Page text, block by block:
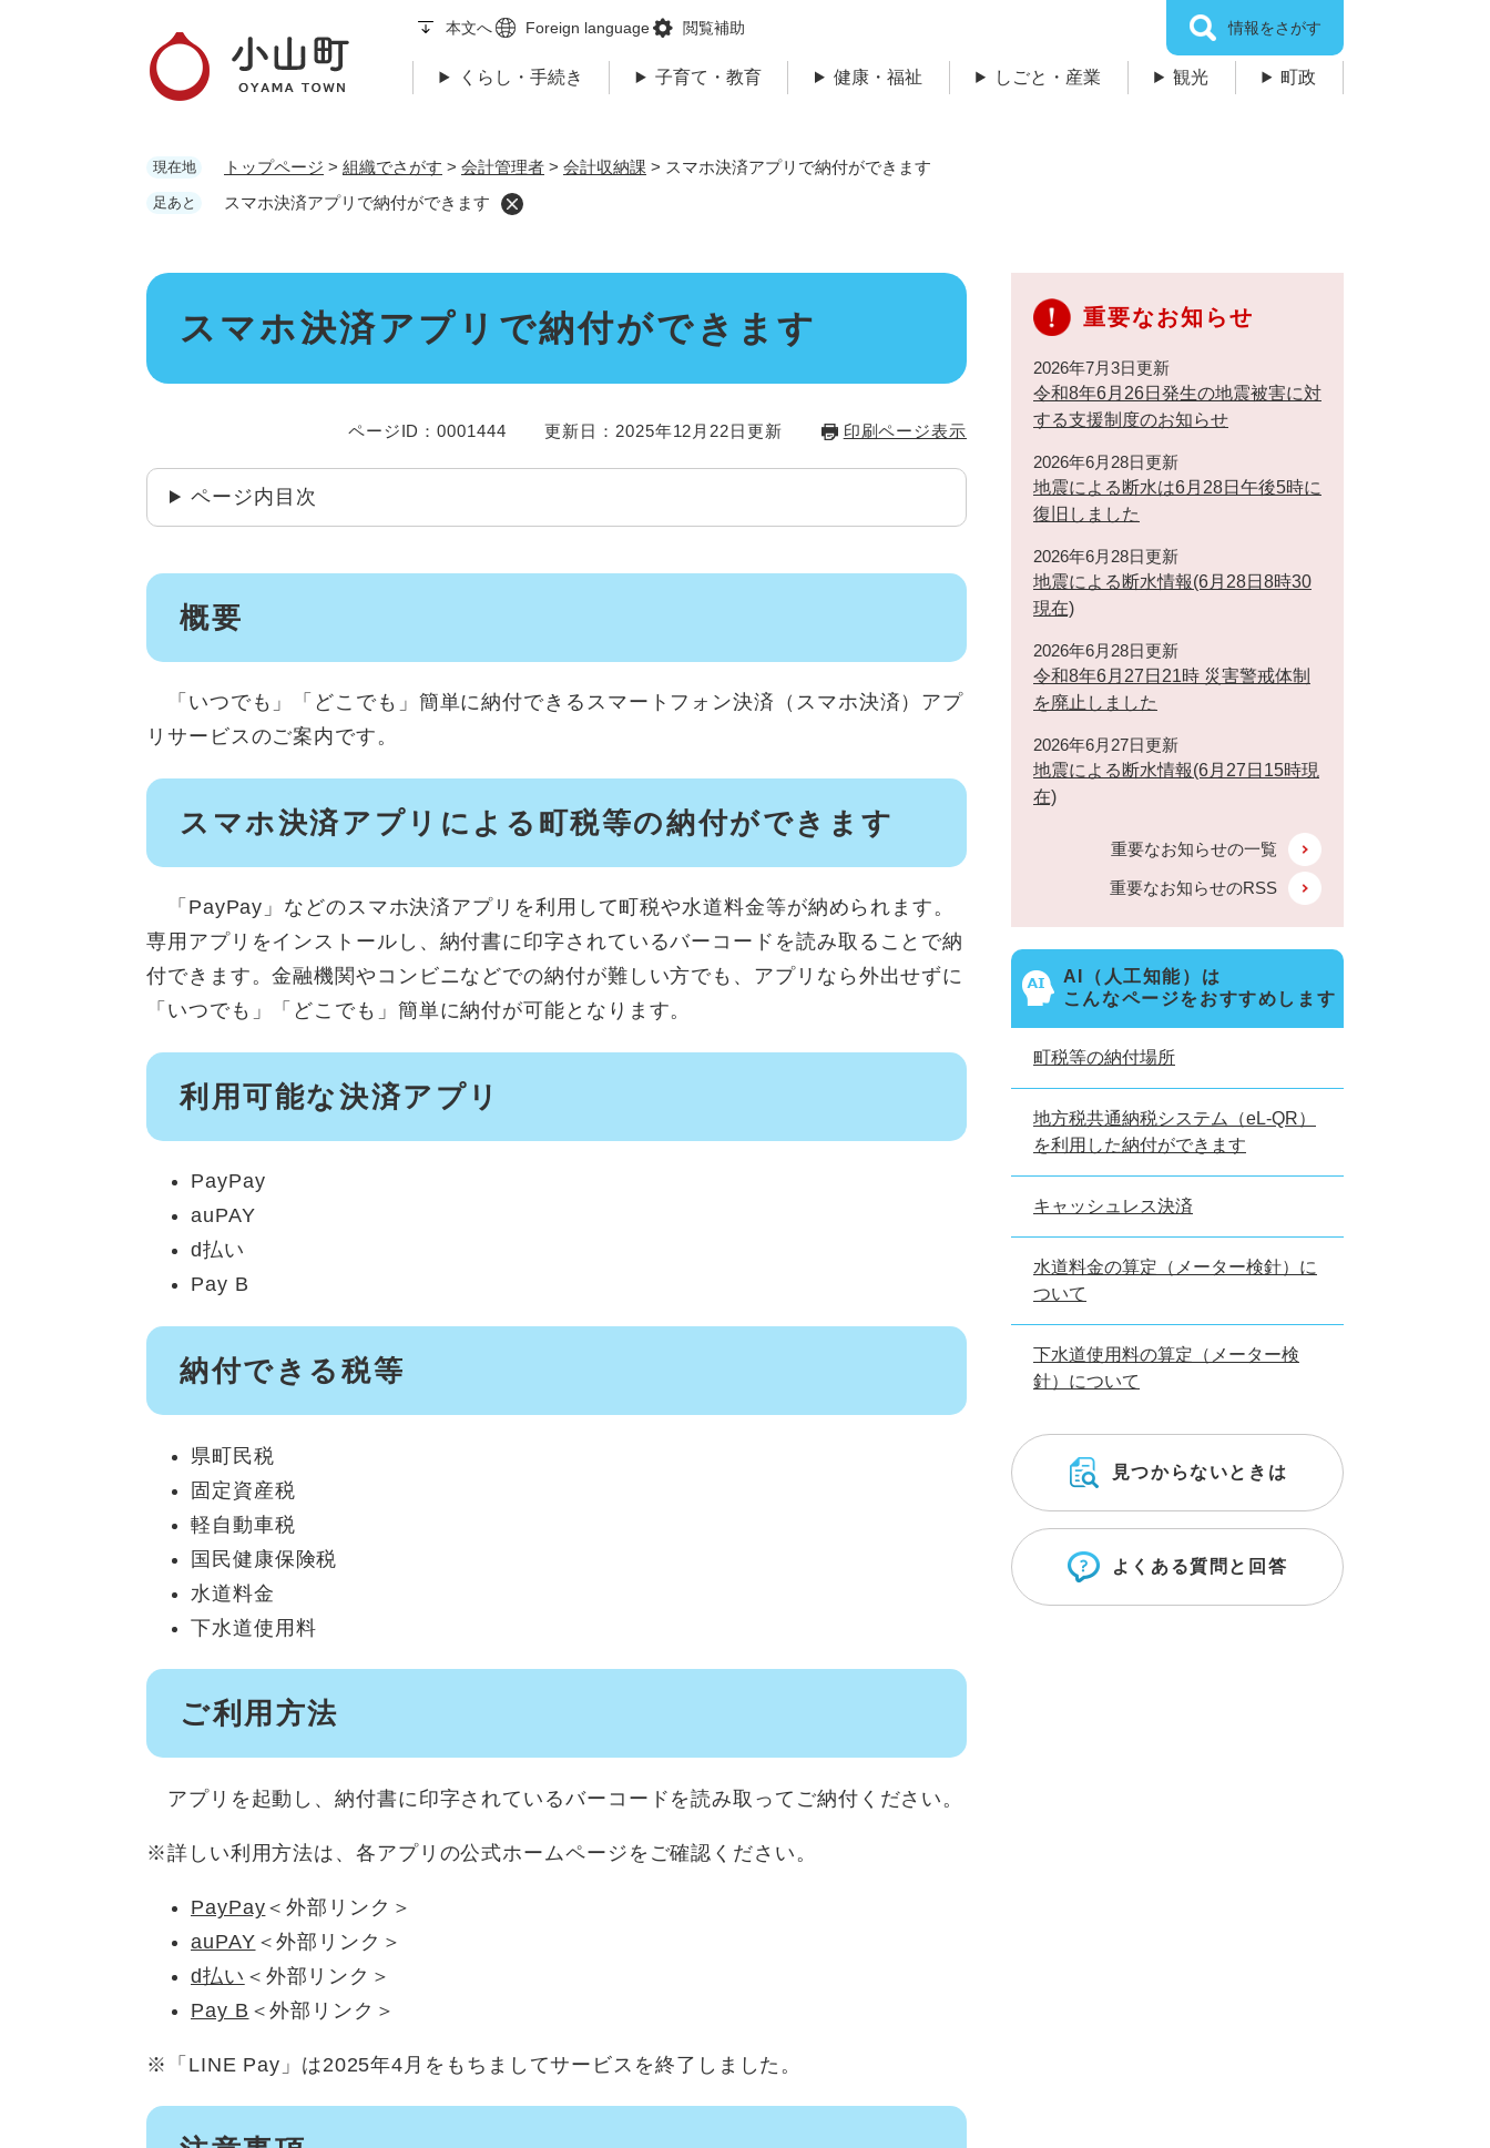
メニューを飛ばして本文へ
本文へ Foreign language 閲覧補助 情報をさがす
くらし・手続き 子育て・教育 健康・福祉 しごと・産業 観光 町政
現在地 トップページ > 組織でさがす > 会計管理者 > 会計収納課 > スマホ決済アプリで納付ができます
足あと スマホ決済アプリで納付ができます
本
スマホ決済アプリで納付ができます
ページID：0001444 更新日：2025年12月22日更新 印刷ページ表示
ページ内目次
概要
「いつでも」「どこでも」簡単に納付できるスマートフォン決済（スマホ決済）アプ
リサービスのご案内です。
スマホ決済アプリによる町税等の納付ができます
「PayPay」などのスマホ決済アプリを利用して町税や水道料金等が納められます。
専用アプリをインストールし、納付書に印字されているバーコードを読み取ることで納
付できます。金融機関やコンビニなどでの納付が難しい方でも、アプリなら外出せずに
「いつでも」「どこでも」簡単に納付が可能となります。
利用可能な決済アプリ
PayPay
auPAY
d払い
Pay B
納付できる税等
県町民税
固定資産税
軽自動車税
国民健康保険税
水道料金
下水道使用料
ご利用方法
アプリを起動し、納付書に印字されているバーコードを読み取ってご納付ください。
※詳しい利用方法は、各アプリの公式ホームページをご確認ください。
PayPay ＜外部リンク＞
auPAY ＜外部リンク＞
d払い ＜外部リンク＞
Pay B ＜外部リンク＞
※「LINE Pay」は2025年4月をもちましてサービスを終了しました。
重要なお知らせ
2026年7月3日更新
令和8年6月26日発生の地震被害に対
する支援制度のお知らせ
2026年6月28日更新
地震による断水は6月28日午後5時に
復旧しました
2026年6月28日更新
地震による断水情報(6月28日8時30
現在)
2026年6月28日更新
令和8年6月27日21時 災害警戒体制
を廃止しました
2026年6月27日更新
地震による断水情報(6月27日15時現
在)
重要なお知らせの一覧
重要なお知らせのRSS
AI（人工知能）は
こんなページをおすすめします
町税等の納付場所
地方税共通納税システム（eL-QR）
を利用した納付ができます
キャッシュレス決済
水道料金の算定（メーター検針）に
ついて
下水道使用料の算定（メーター検
針）について
見つからないときは
よくある質問と回答